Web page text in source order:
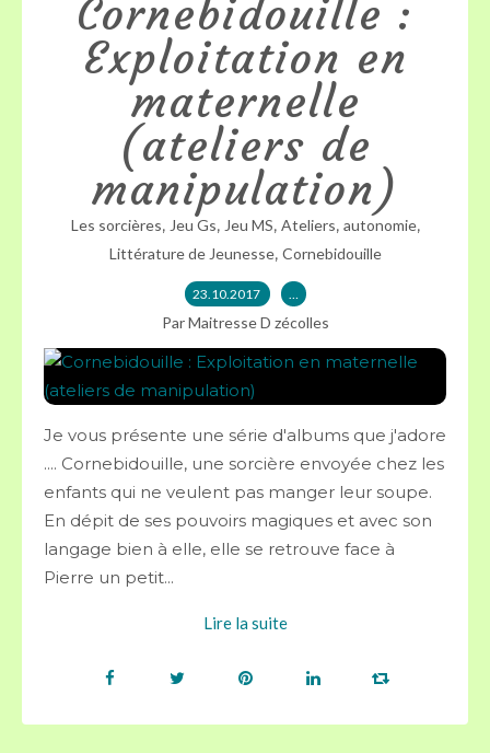
Cornebidouille :
Exploitation en
maternelle
(ateliers de
manipulation)
Les sorcières, Jeu Gs, Jeu MS, Ateliers, autonomie,
Littérature de Jeunesse, Cornebidouille
23.10.2017 …
Par Maitresse D zécolles
Je vous présente une série d'albums que j'adore
.... Cornebidouille, une sorcière envoyée chez les
enfants qui ne veulent pas manger leur soupe.
En dépit de ses pouvoirs magiques et avec son
langage bien à elle, elle se retrouve face à
Pierre un petit...
Lire la suite